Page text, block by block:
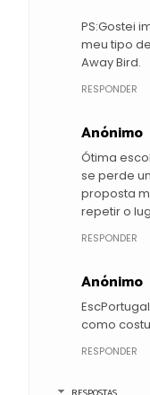
PS:Gostei
meu tipo
Away Bird.
RESPONDER
Anónimo
Ótima
se perde
proposta
repetir o
RESPONDER
Anónimo
como
RESPONDER